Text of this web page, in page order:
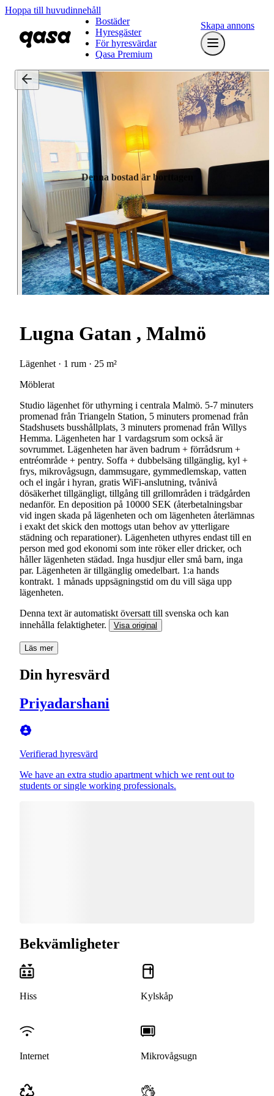
Hoppa till huvudinnehåll
Bostäder
Hyresgäster
För hyresvärdar
Qasa Premium
Skapa annons
Denna bostad är borttagen
Lugna Gatan , Malmö
Lägenhet · 1 rum · 25 m²
Möblerat
Studio lägenhet för uthyrning i centrala Malmö. 5-7 minuters
promenad från Triangeln Station, 5 minuters promenad från
Stadshusets busshållplats, 3 minuters promenad från Willys
Hemma. Lägenheten har 1 vardagsrum som också är
sovrummet. Lägenheten har även badrum + förrådsrum +
entréområde + pentry. Soffa + dubbelsäng tillgänglig, kyl +
frys, mikrovågsugn, dammsugare, gymmedlemskap, vatten
och el ingår i hyran, gratis WiFi-anslutning, tvånivå
dösäkerhet tillgängligt, tillgång till grillområden i trädgården
nedanför. En deposition på 10000 SEK (återbetalningsbar
vid ingen skada på lägenheten och om lägenheten återlämnas
i exakt det skick den mottogs utan behov av ytterligare
städning och reparationer). Lägenheten uthyres endast till en
person med god ekonomi som inte röker eller dricker, och
håller lägenheten städad. Inga husdjur eller små barn, inga
par. Lägenheten är tillgänglig omedelbart. 1:a hands
kontrakt. 1 månads uppsägningstid om du vill säga upp
lägenheten.
Denna text är automatiskt översatt till svenska och kan
innehålla felaktigheter.
Visa original
Läs mer
Din hyresvärd
Priyadarshani
Verifierad hyresvärd
We have an extra studio apartment which we rent out to
students or single working professionals.
Bekvämligheter
Hiss Kylskåp
Internet Mikrovågsugn